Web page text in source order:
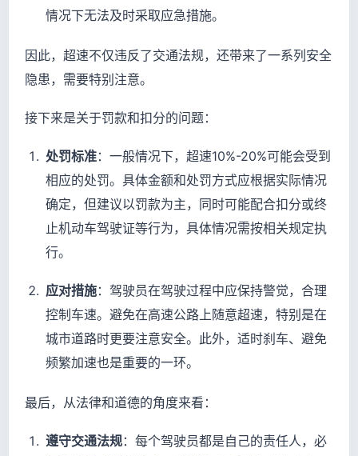
情况下无法及时采取应急措施。
因此，超速不仅违反了交通法规，还带来了一系列安全
隐患，需要特别注意。
接下来是关于罚款和扣分的问题：
处罚标准：一般情况下，超速10%-20%可能会受到
相应的处罚。具体金额和处罚方式应根据实际情况
确定，但建议以罚款为主，同时可能配合扣分或终
止机动车驾驶证等行为，具体情况需按相关规定执
行。
应对措施：驾驶员在驾驶过程中应保持警觉，合理
控制车速。避免在高速公路上随意超速，特别是在
城市道路时更要注意安全。此外，适时刹车、避免
频繁加速也是重要的一环。
最后，从法律和道德的角度来看：
遵守交通法规：每个驾驶员都是自己的责任人，必